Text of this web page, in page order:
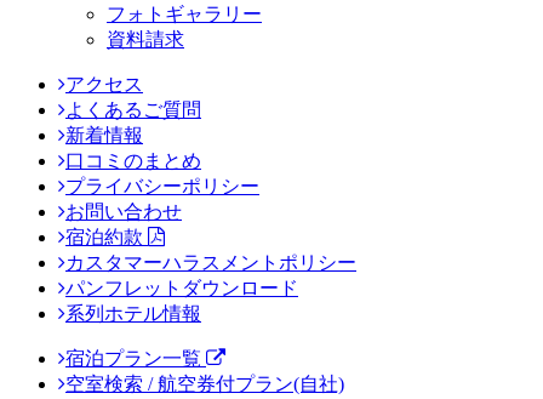
フォトギャラリー
資料請求
アクセス
よくあるご質問
新着情報
口コミのまとめ
プライバシーポリシー
お問い合わせ
宿泊約款
カスタマーハラスメントポリシー
パンフレットダウンロード
系列ホテル情報
宿泊プラン一覧
空室検索 / 航空券付プラン(自社)